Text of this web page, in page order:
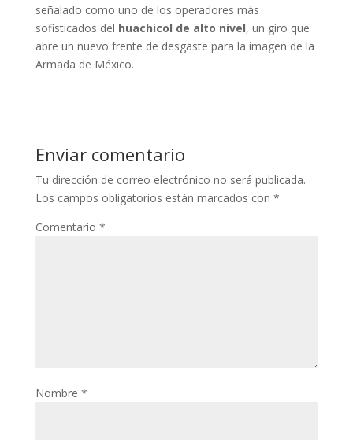
señalado como uno de los operadores más
sofisticados del huachicol de alto nivel, un giro que
abre un nuevo frente de desgaste para la imagen de la
Armada de México.
Enviar comentario
Tu dirección de correo electrónico no será publicada.
Los campos obligatorios están marcados con *
Comentario *
Nombre *